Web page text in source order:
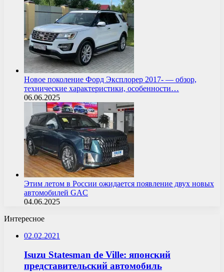
Новое поколение Форд Эксплорер 2017- — обзор,
технические характеристики, особенности…
06.06.2025
Этим летом в России ожидается появление двух новых
автомобилей GAC
04.06.2025
Интересное
02.02.2021
Isuzu Statesman de Ville: японский
представительский автомобиль